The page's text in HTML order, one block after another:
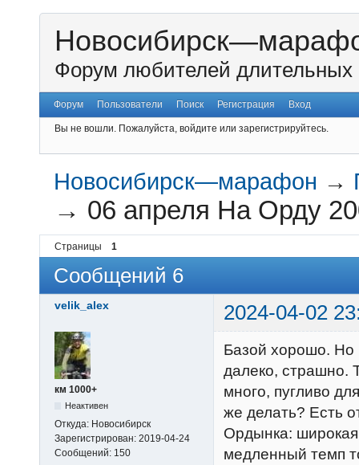
Форум любителей длительных
Форум Пользователи Поиск Регистрация Вход
Вы не вошли. Пожалуйста, войдите или зарегистрируйтесь.
Новосибирск—марафон →
→ 06 апреля На Орду
Страницы 1
Сообщений 6
velik_alex 2024-04-02
км 1000+
Неактивен
Откуда: Новосибирск
Зарегистрирован: 2019-04-24
Сообщений: 150
Базой хорошо. Но
далеко, страшно.
много, пугливо
же делать? Есть
Ордынка:
медленный темп